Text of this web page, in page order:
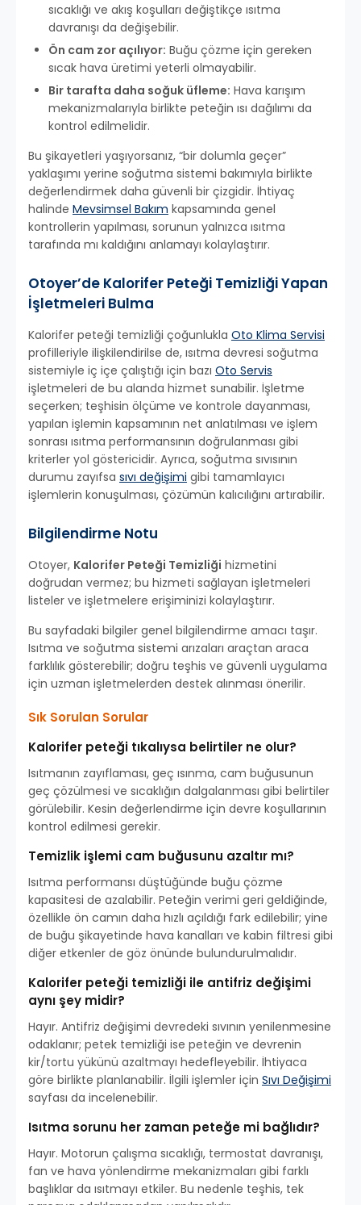
sıcaklığı ve akış koşulları değiştikçe ısıtma
davranışı da değişebilir.
Ön cam zor açılıyor: Buğu çözme için gereken
sıcak hava üretimi yeterli olmayabilir.
Bir tarafta daha soğuk üfleme: Hava karışım
mekanizmalarıyla birlikte peteğin ısı dağılımı da
kontrol edilmelidir.
Bu şikayetleri yaşıyorsanız, “bir dolumla geçer”
yaklaşımı yerine soğutma sistemi bakımıyla birlikte
değerlendirmek daha güvenli bir çizgidir. İhtiyaç
halinde Mevsimsel Bakım kapsamında genel
kontrollerin yapılması, sorunun yalnızca ısıtma
tarafında mı kaldığını anlamayı kolaylaştırır.
Otoyer’de Kalorifer Peteği Temizliği Yapan
İşletmeleri Bulma
Kalorifer peteği temizliği çoğunlukla Oto Klima Servisi
profilleriyle ilişkilendirilse de, ısıtma devresi soğutma
sistemiyle iç içe çalıştığı için bazı Oto Servis
işletmeleri de bu alanda hizmet sunabilir. İşletme
seçerken; teşhisin ölçüme ve kontrole dayanması,
yapılan işlemin kapsamının net anlatılması ve işlem
sonrası ısıtma performansının doğrulanması gibi
kriterler yol göstericidir. Ayrıca, soğutma sıvısının
durumu zayıfsa sıvı değişimi gibi tamamlayıcı
işlemlerin konuşulması, çözümün kalıcılığını artırabilir.
Bilgilendirme Notu
Otoyer, Kalorifer Peteği Temizliği hizmetini
doğrudan vermez; bu hizmeti sağlayan işletmeleri
listeler ve işletmelere erişiminizi kolaylaştırır.
Bu sayfadaki bilgiler genel bilgilendirme amacı taşır.
Isıtma ve soğutma sistemi arızaları araçtan araca
farklılık gösterebilir; doğru teşhis ve güvenli uygulama
için uzman işletmelerden destek alınması önerilir.
Sık Sorulan Sorular
Kalorifer peteği tıkalıysa belirtiler ne olur?
Isıtmanın zayıflaması, geç ısınma, cam buğusunun
geç çözülmesi ve sıcaklığın dalgalanması gibi belirtiler
görülebilir. Kesin değerlendirme için devre koşullarının
kontrol edilmesi gerekir.
Temizlik işlemi cam buğusunu azaltır mı?
Isıtma performansı düştüğünde buğu çözme
kapasitesi de azalabilir. Peteğin verimi geri geldiğinde,
özellikle ön camın daha hızlı açıldığı fark edilebilir; yine
de buğu şikayetinde hava kanalları ve kabin filtresi gibi
diğer etkenler de göz önünde bulundurulmalıdır.
Kalorifer peteği temizliği ile antifriz değişimi
aynı şey midir?
Hayır. Antifriz değişimi devredeki sıvının yenilenmesine
odaklanır; petek temizliği ise peteğin ve devrenin
kir/tortu yükünü azaltmayı hedefleyebilir. İhtiyaca
göre birlikte planlanabilir. İlgili işlemler için Sıvı Değişimi
sayfası da incelenebilir.
Isıtma sorunu her zaman peteğe mi bağlıdır?
Hayır. Motorun çalışma sıcaklığı, termostat davranışı,
fan ve hava yönlendirme mekanizmaları gibi farklı
başlıklar da ısıtmayı etkiler. Bu nedenle teşhis, tek